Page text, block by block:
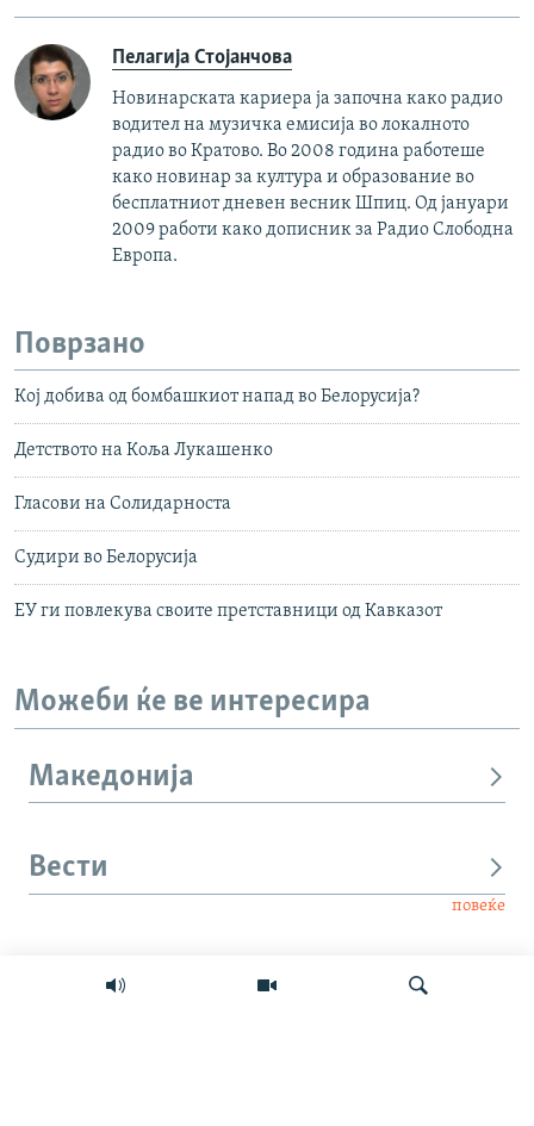
Пелагија Стојанчова
Новинарската кариера ја започна како радио
водител на музичка емисија во локалното
радио во Кратово. Во 2008 година работеше
како новинар за култура и образование во
бесплатниот дневен весник Шпиц. Од јануари
2009 работи како дописник за Радио Слободна
Европа.
Поврзано
Кој добива од бомбашкиот напад во Белорусија?
Детството на Коља Лукашенко
Гласови на Солидарноста
Судири во Белорусија
ЕУ ги повлекува своите претставници од Кавказот
Можеби ќе ве интересира
Македонија
Вести
повеќе
Интервју